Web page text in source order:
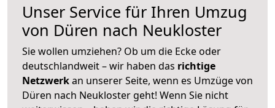
Unser Service für Ihren Umzug
von Düren nach Neukloster
Sie wollen umziehen? Ob um die Ecke oder
deutschlandweit – wir haben das richtige
Netzwerkan unserer Seite, wenn es Umzüge von
Düren nach Neukloster geht! Wenn Sie nicht